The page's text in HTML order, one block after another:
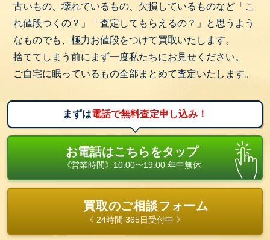
古いもの、壊れているもの、欠損しているものなど「こ
れ値段つくの？」「査定してもらえるの？」と思うよう
なものでも、極力お値段をつけて買取いたします。
捨ててしまう前にまず一度私たちにお見せください。
ご自宅に眠っているもの全部まとめて査定いたします。
まずは電話で無料査定申し込み！
お電話はこちらをタップ
《営業時間》10:00〜19:00 年中無休
買取のご相談フォーム
《 24時間 365日受付中 》